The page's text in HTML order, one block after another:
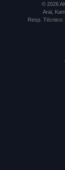
© 2026
Arai,
Resp.